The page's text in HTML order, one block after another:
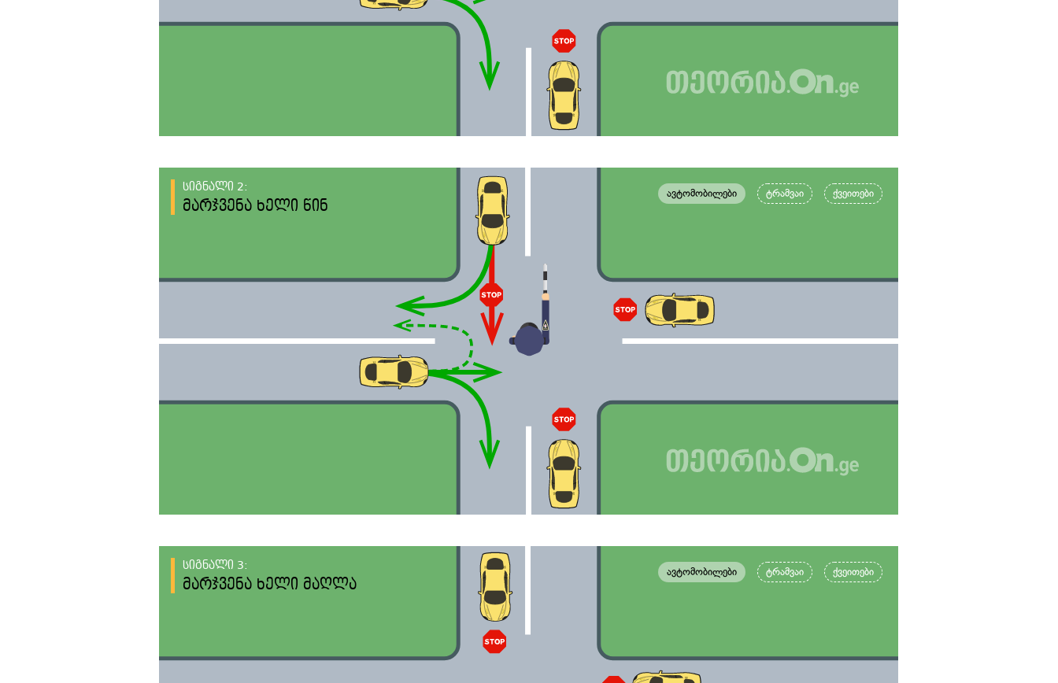
სიგნალი 2:
მარჯვენა ხელი წინ
ავტომობილები ტრამვაი ქვეითები
სიგნალი 3:
მარჯვენა ხელი მაღლა
ავტომობილები ტრამვაი ქვეითები